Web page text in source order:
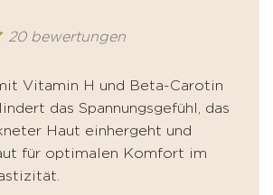
20 bewertungen
Vitamin H und Beta-Carotin
das Spannungsgefühl, das
Haut einhergeht und
für optimalen Komfort im